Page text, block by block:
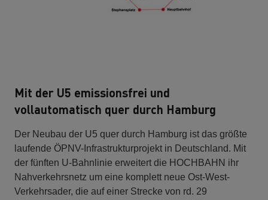
Mit der U5 emissionsfrei und
vollautomatisch quer durch Hamburg
Der Neubau der U5 quer durch Hamburg ist das größte
laufende ÖPNV-Infrastrukturprojekt in Deutschland. Mit
der fünften U-Bahnlinie erweitert die HOCHBAHN ihr
Nahverkehrsnetz um eine komplett neue Ost-West-
Verkehrsader, die auf einer Strecke von rd. 29